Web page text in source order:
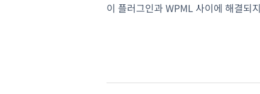
이 플러그인과 WPML 사이에 해결되